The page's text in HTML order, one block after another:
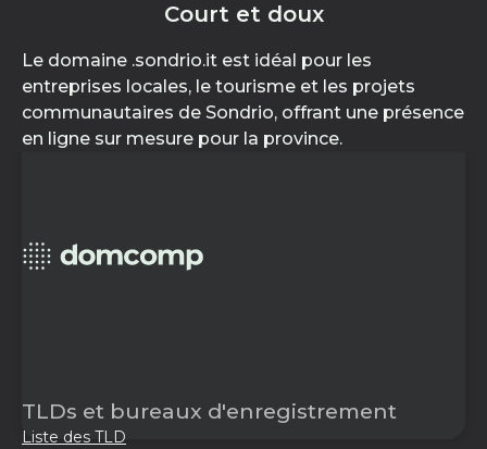
Court et doux
Le domaine .sondrio.it est idéal pour les
entreprises locales, le tourisme et les projets
communautaires de Sondrio, offrant une présence
en ligne sur mesure pour la province.
TLDs et bureaux d'enregistrement
Liste des TLD